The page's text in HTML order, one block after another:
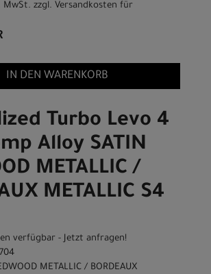
zzgl. Versandkosten für
IN DEN WARENKORB
Turbo Levo 4
Alloy SATIN
METALLIC /
METALLIC S4
verfügbar - Jetzt anfragen!
METALLIC / BORDEAUX